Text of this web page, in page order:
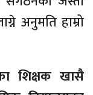
अनुमति हाम्रो
शिक्षक खासै